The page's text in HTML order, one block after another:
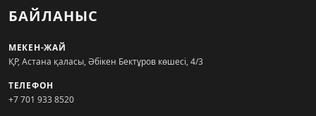
БАЙЛАНЫС
МЕКЕН-ЖАЙ
ҚР, Астана қаласы, Әбікен Бектұров көшесі, 4/3
ТЕЛЕФОН
+7 701 933 8520